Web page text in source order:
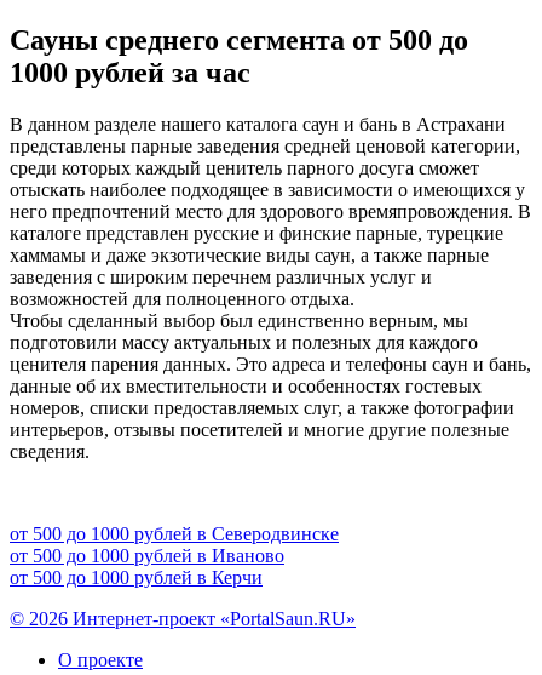
Сауны среднего сегмента от 500 до
1000 рублей за час
В данном разделе нашего каталога саун и бань в Астрахани
представлены парные заведения средней ценовой категории,
среди которых каждый ценитель парного досуга сможет
отыскать наиболее подходящее в зависимости о имеющихся у
него предпочтений место для здорового времяпровождения. В
каталоге представлен русские и финские парные, турецкие
хаммамы и даже экзотические виды саун, а также парные
заведения с широким перечнем различных услуг и
возможностей для полноценного отдыха.
Чтобы сделанный выбор был единственно верным, мы
подготовили массу актуальных и полезных для каждого
ценителя парения данных. Это адреса и телефоны саун и бань,
данные об их вместительности и особенностях гостевых
номеров, списки предоставляемых слуг, а также фотографии
интерьеров, отзывы посетителей и многие другие полезные
сведения.
от 500 до 1000 рублей в Северодвинске
от 500 до 1000 рублей в Иваново
от 500 до 1000 рублей в Керчи
© 2026 Интернет-проект «PortalSaun.RU»
О проекте